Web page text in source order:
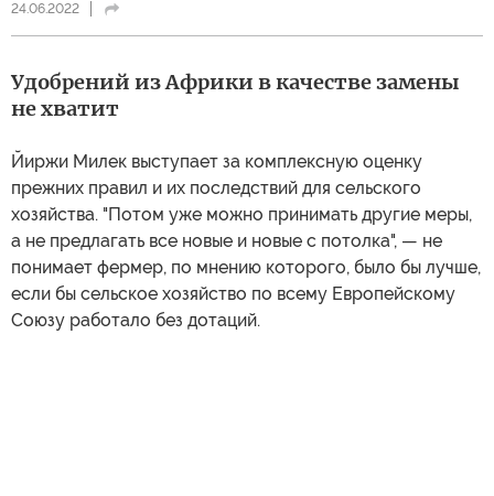
24.06.2022
Удобрений из Африки в качестве замены
не хватит
Йиржи Милек выступает за комплексную оценку
прежних правил и их последствий для сельского
хозяйства. "Потом уже можно принимать другие меры,
а не предлагать все новые и новые с потолка", — не
понимает фермер, по мнению которого, было бы лучше,
если бы сельское хозяйство по всему Европейскому
Союзу работало без дотаций.